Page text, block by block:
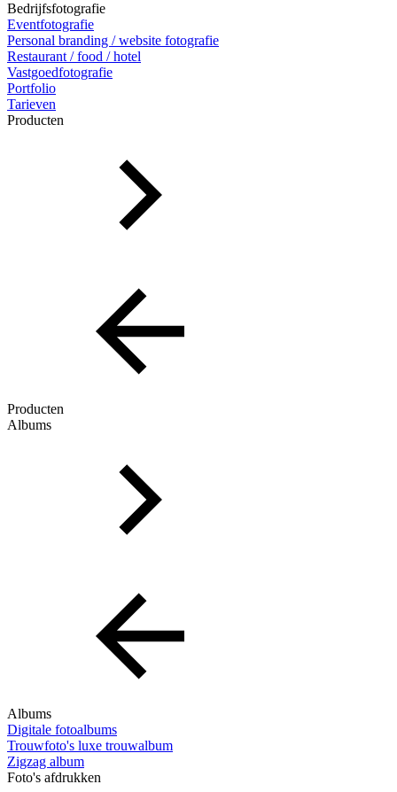
Bedrijfsfotografie
Eventfotografie
Personal branding / website fotografie
Restaurant / food / hotel
Vastgoedfotografie
Portfolio
Tarieven
Producten
Producten
Albums
Albums
Digitale fotoalbums
Trouwfoto's luxe trouwalbum
Zigzag album
Foto's afdrukken